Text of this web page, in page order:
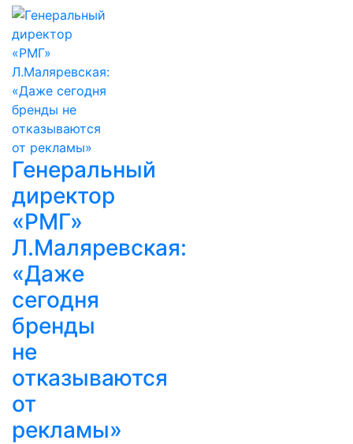
Генеральный
директор
«РМГ»
Л.Маляревская:
«Даже
сегодня
бренды
не
отказываются
от
рекламы»